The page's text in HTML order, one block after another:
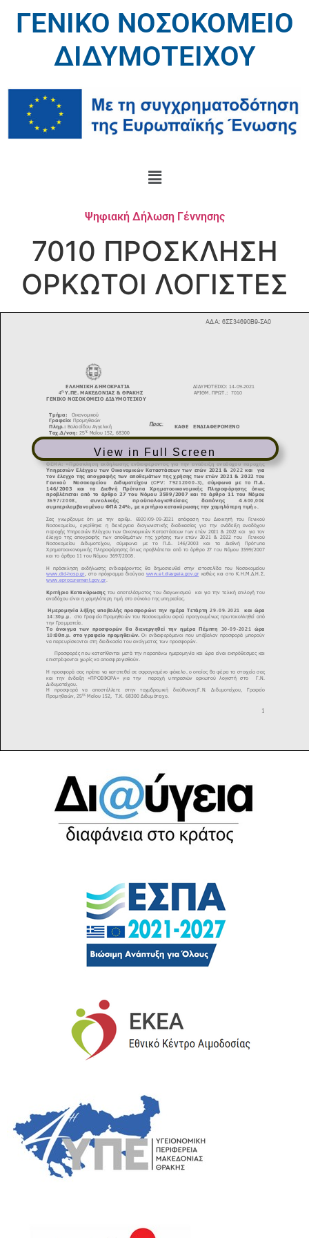
ΓΕΝΙΚΟ ΝΟΣΟΚΟΜΕΙΟ
ΔΙΔΥΜΟΤΕΙΧΟΥ
Ψηφιακή Δήλωση Γέννησης
7010 ΠΡΟΣΚΛΗΣΗ
ΟΡΚΩΤΟΙ ΛΟΓΙΣΤΕΣ
View in Full Screen